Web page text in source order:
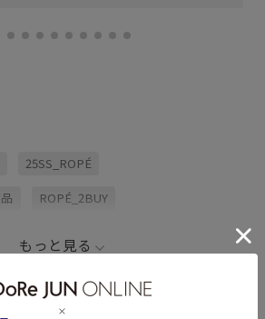
25SS_ROPÉ
ROPÉ_2BUY
さらっとした着心地
もっと見る